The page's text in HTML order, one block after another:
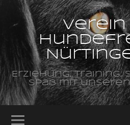
Erziehung, Training,
Spaß mit